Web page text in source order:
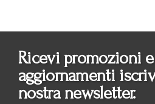
Ricevi promozioni e
aggiornamenti
nostra newsletter.